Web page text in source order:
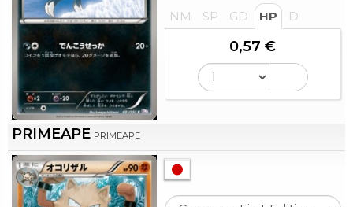
NM SP GD HP D
0,57 €
PRIMEAPE PRIMEAPE